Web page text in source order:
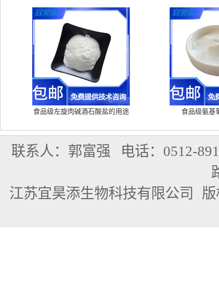
食品级左旋肉碱酒石酸盐的用途 食品级氨基
联系人：郭富强 电话：0512-
江苏宜昊添生物科技有限公司